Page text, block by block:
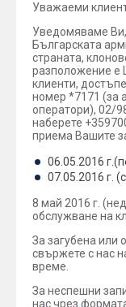
Уважаеми
Уведомяваме
Българската
страната,
разположение е
клиенти,
номер *7171 (за
оператори), 02/
наберете
приема Вашите
06.05.2016
07.05.2016 г.
8 май 2016 г.
обслужване на
За загубена или
свържете с нас
време.
За неспешни
нас чрез